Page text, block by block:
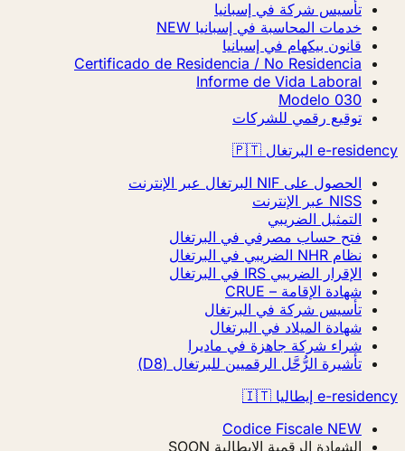
تأسيس شركة في إسبانيا
خدمات المحاسبة في إسبانيا NEW
قانون بيكهام في إسبانيا
Certificado de Residencia / No Residencia
Informe de Vida Laboral
Modelo 030
توقيع رقمي للشركات
e-residency البرتغال 🇵🇹
الحصول على NIF البرتغال عبر الإنترنت
NISS عبر الإنترنت
التمثيل الضريبي
فتح حساب مصرفي في البرتغال
نظام NHR الضريبي في البرتغال
الإقرار الضريبي IRS في البرتغال
شهادة الإقامة – CRUE
تأسيس شركة في البرتغال
شهادة الميلاد في البرتغال
شراء شركة جاهزة في ماديرا
تأشيرة الرُّحَّل الرقميين للبرتغال (D8)
e-residency إيطاليا 🇮🇹
Codice Fiscale NEW
الشهادة الرقمية الإيطالية SOON